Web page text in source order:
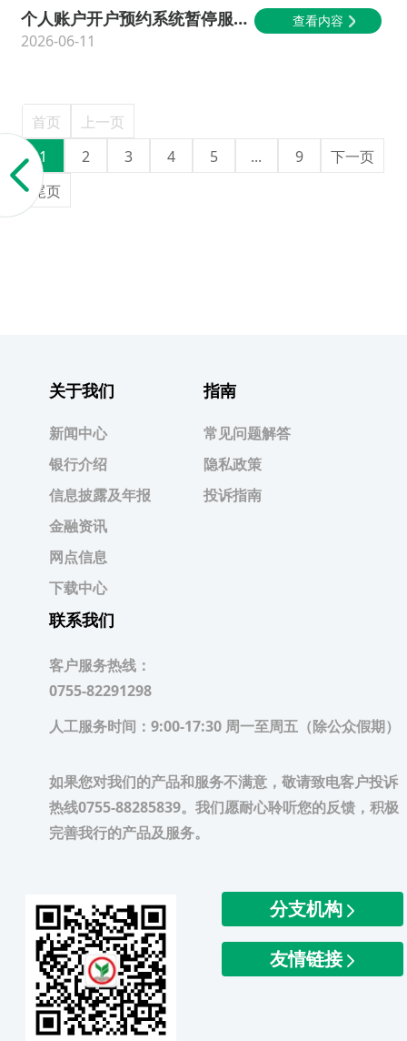
个人账户开户预约系统暂停服务公告
2026-06-11
查看内容
首页
上一页
1
2 3 4 5 ... 9
下一页
尾页
关于我们
新闻中心
银行介绍
信息披露及年报
金融资讯
网点信息
下载中心
指南
常见问题解答
隐私政策
投诉指南
联系我们
客户服务热线：
0755-82291298
人工服务时间：9:00-17:30 周一至周五（除公众假期）
如果您对我们的产品和服务不满意，敬请致电客户投诉
热线0755-88285839。我们愿耐心聆听您的反馈，积极
完善我行的产品及服务。
分支机构
友情链接